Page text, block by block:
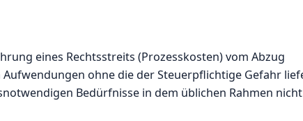
eines Rechtsstreits (Prozesskosten) vom Abzug
ohne die der Steuerpflichtige Gefahr
Bedürfnisse in dem üblichen Rahmen nicht